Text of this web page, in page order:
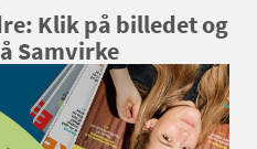
Klik på billedet og
Samvirke